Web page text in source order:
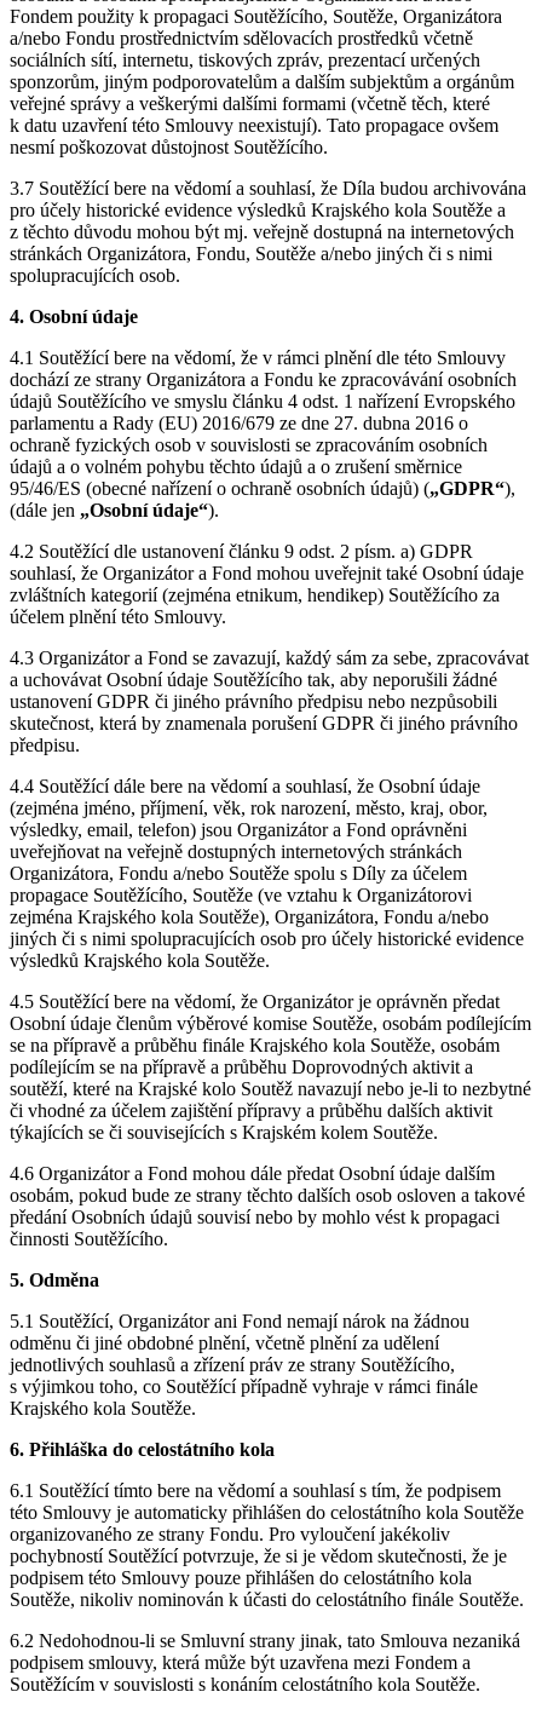
Fondem použity k propagaci Soutěžícího, Soutěže, Organizátora
a/nebo Fondu prostřednictvím sdělovacích prostředků včetně
sociálních sítí, internetu, tiskových zpráv, prezentací určených
sponzorům, jiným podporovatelům a dalším subjektům a orgánům
veřejné správy a veškerými dalšími formami (včetně těch, které
k datu uzavření této Smlouvy neexistují). Tato propagace ovšem
nesmí poškozovat důstojnost Soutěžícího.
3.7 Soutěžící bere na vědomí a souhlasí, že Díla budou archivována
pro účely historické evidence výsledků Krajského kola Soutěže a
z těchto důvodu mohou být mj. veřejně dostupná na internetových
stránkách Organizátora, Fondu, Soutěže a/nebo jiných či s nimi
spolupracujících osob.
4. Osobní údaje
4.1 Soutěžící bere na vědomí, že v rámci plnění dle této Smlouvy
dochází ze strany Organizátora a Fondu ke zpracovávání osobních
údajů Soutěžícího ve smyslu článku 4 odst. 1 nařízení Evropského
parlamentu a Rady (EU) 2016/679 ze dne 27. dubna 2016 o
ochraně fyzických osob v souvislosti se zpracováním osobních
údajů a o volném pohybu těchto údajů a o zrušení směrnice
95/46/ES (obecné nařízení o ochraně osobních údajů) („GDPR“),
(dále jen „Osobní údaje“).
4.2 Soutěžící dle ustanovení článku 9 odst. 2 písm. a) GDPR
souhlasí, že Organizátor a Fond mohou uveřejnit také Osobní údaje
zvláštních kategorií (zejména etnikum, hendikep) Soutěžícího za
účelem plnění této Smlouvy.
4.3 Organizátor a Fond se zavazují, každý sám za sebe, zpracovávat
a uchovávat Osobní údaje Soutěžícího tak, aby neporušili žádné
ustanovení GDPR či jiného právního předpisu nebo nezpůsobili
skutečnost, která by znamenala porušení GDPR či jiného právního
předpisu.
4.4 Soutěžící dále bere na vědomí a souhlasí, že Osobní údaje
(zejména jméno, příjmení, věk, rok narození, město, kraj, obor,
výsledky, email, telefon) jsou Organizátor a Fond oprávněni
uveřejňovat na veřejně dostupných internetových stránkách
Organizátora, Fondu a/nebo Soutěže spolu s Díly za účelem
propagace Soutěžícího, Soutěže (ve vztahu k Organizátorovi
zejména Krajského kola Soutěže), Organizátora, Fondu a/nebo
jiných či s nimi spolupracujících osob pro účely historické evidence
výsledků Krajského kola Soutěže.
4.5 Soutěžící bere na vědomí, že Organizátor je oprávněn předat
Osobní údaje členům výběrové komise Soutěže, osobám podílejícím
se na přípravě a průběhu finále Krajského kola Soutěže, osobám
podílejícím se na přípravě a průběhu Doprovodných aktivit a
soutěží, které na Krajské kolo Soutěž navazují nebo je-li to nezbytné
či vhodné za účelem zajištění přípravy a průběhu dalších aktivit
týkajících se či souvisejících s Krajském kolem Soutěže.
4.6 Organizátor a Fond mohou dále předat Osobní údaje dalším
osobám, pokud bude ze strany těchto dalších osob osloven a takové
předání Osobních údajů souvisí nebo by mohlo vést k propagaci
činnosti Soutěžícího.
5. Odměna
5.1 Soutěžící, Organizátor ani Fond nemají nárok na žádnou
odměnu či jiné obdobné plnění, včetně plnění za udělení
jednotlivých souhlasů a zřízení práv ze strany Soutěžícího,
s výjimkou toho, co Soutěžící případně vyhraje v rámci finále
Krajského kola Soutěže.
6. Přihláška do celostátního kola
6.1 Soutěžící tímto bere na vědomí a souhlasí s tím, že podpisem
této Smlouvy je automaticky přihlášen do celostátního kola Soutěže
organizovaného ze strany Fondu. Pro vyloučení jakékoliv
pochybností Soutěžící potvrzuje, že si je vědom skutečnosti, že je
podpisem této Smlouvy pouze přihlášen do celostátního kola
Soutěže, nikoliv nominován k účasti do celostátního finále Soutěže.
6.2 Nedohodnou-li se Smluvní strany jinak, tato Smlouva nezaniká
podpisem smlouvy, která může být uzavřena mezi Fondem a
Soutěžícím v souvislosti s konáním celostátního kola Soutěže.